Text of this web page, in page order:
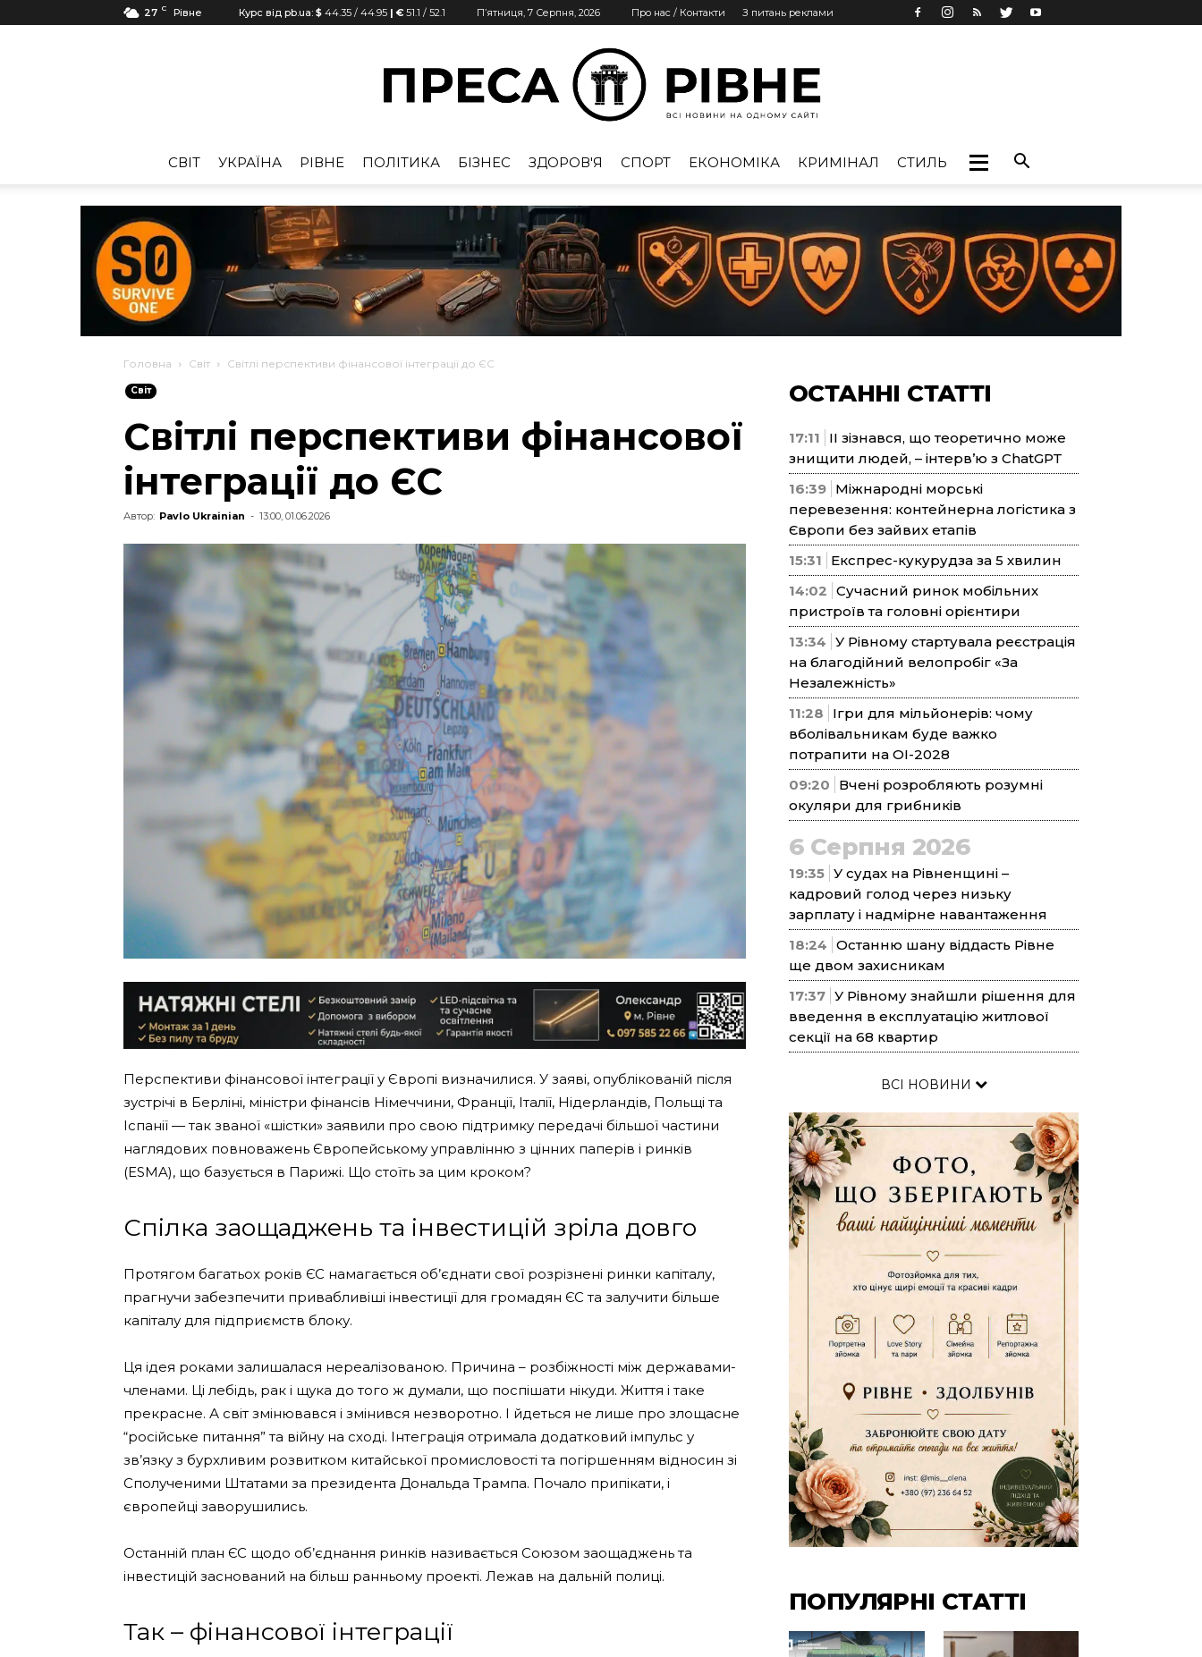
27 C Рівне Курс від pb.ua: $ 44.35 / 44.95 | € 51.1 / 52.1 П’ятниця, 7 Серпня, 2026 Про нас / Контакти З питань реклами
Рівне
CВІТ УКРАЇНА РІВНЕ ПОЛІТИКА БІЗНЕС ЗДОРОВ'Я СПОРТ ЕКОНОМІКА КРИМІНАЛ СТИЛЬ
Головна Cвіт Світлі перспективи фінансової інтеграції до ЄС
Cвіт
Світлі перспективи фінансової
інтеграції до ЄС
Автор: Pavlo Ukrainian - 13:00, 01.06.2026
Перспективи фінансової інтеграції у Європі визначилися. У заяві, опублікованій після
зустрічі в Берліні, міністри фінансів Німеччини, Франції, Італії, Нідерландів, Польщі та
Іспанії — так званої «шістки» заявили про свою підтримку передачі більшої частини
наглядових повноважень Європейському управлінню з цінних паперів і ринків
(ESMA), що базується в Парижі. Що стоїть за цим кроком?
Спілка заощаджень та інвестицій зріла довго
Протягом багатьох років ЄС намагається об’єднати свої розрізнені ринки капіталу,
прагнучи забезпечити привабливіші інвестиції для громадян ЄС та залучити більше
капіталу для підприємств блоку.
Ця ідея роками залишалася нереалізованою. Причина – розбіжності між державами-
членами. Ці лебідь, рак і щука до того ж думали, що поспішати нікуди. Життя і таке
прекрасне. А світ змінювався і змінився незворотно. І йдеться не лише про злощасне
“російське питання” та війну на сході. Інтеграція отримала додатковий імпульс у
зв’язку з бурхливим розвитком китайської промисловості та погіршенням відносин зі
Сполученими Штатами за президента Дональда Трампа. Почало припікати, і
європейці заворушились.
Останній план ЄС щодо об’єднання ринків називається Союзом заощаджень та
інвестицій заснований на більш ранньому проекті. Лежав на дальній полиці.
Так – фінансової інтеграції
ОСТАННІ СТАТТІ
17:11
ІІ зізнався, що теоретично може
знищити людей, – інтерв’ю з ChatGPT
16:39 Міжнародні морські
перевезення: контейнерна логістика з
Європи без зайвих етапів
15:31
Експрес-кукурудза за 5 хвилин
14:02 Сучасний ринок мобільних
пристроїв та головні орієнтири
13:34 У Рівному стартувала реєстрація
на благодійний велопробіг «За
Незалежність»
11:28
Ігри для мільйонерів: чому
вболівальникам буде важко
потрапити на ОІ-2028
09:20
Вчені розробляють розумні
окуляри для грибників
6 Серпня 2026
19:35 У судах на Рівненщині –
кадровий голод через низьку
зарплату і надмірне навантаження
18:24 Останню шану віддасть Рівне
ще двом захисникам
17:37 У Рівному знайшли рішення для
введення в експлуатацію житлової
секції на 68 квартир
ВСІ НОВИНИ
ПОПУЛЯРНІ СТАТТІ